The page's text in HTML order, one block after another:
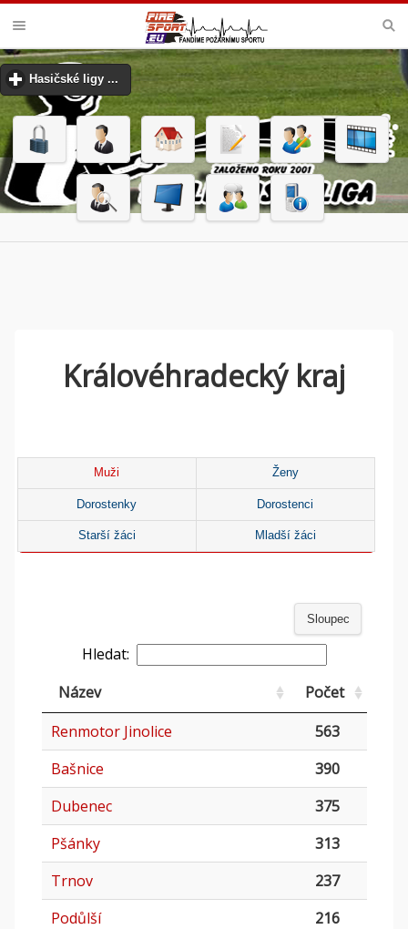
PODLIPANSKÁ LIGA
Hasičské ligy ... click to expand contents
Královéhradecký kraj
Muži Ženy
Dorostenky Dorostenci
Starší žáci Mladší žáci
Sloupec
Hledat:
Název
Počet
Renmotor Jinolice
563
Bašnice
390
Dubenec
375
Pšánky
313
Trnov
237
Podůlší
216